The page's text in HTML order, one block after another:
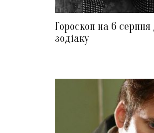
Гороскоп на 6 серпня
зодіаку